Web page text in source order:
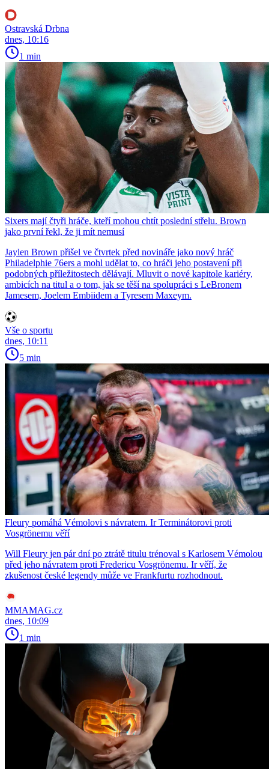
Ostravská Drbna
dnes, 10:16
1 min
Sixers mají čtyři hráče, kteří mohou chtít poslední střelu. Brown
jako první řekl, že ji mít nemusí
Jaylen Brown přišel ve čtvrtek před novináře jako nový hráč
Philadelphie 76ers a mohl udělat to, co hráči jeho postavení při
podobných příležitostech dělávají. Mluvit o nové kapitole kariéry,
ambicích na titul a o tom, jak se těší na spolupráci s LeBronem
Jamesem, Joelem Embiidem a Tyresem Maxeym.
Vše o sportu
dnes, 10:11
5 min
Fleury pomáhá Vémolovi s návratem. Ir Terminátorovi proti
Vosgrönemu věří
Will Fleury jen pár dní po ztrátě titulu trénoval s Karlosem Vémolou
před jeho návratem proti Fredericu Vosgrönemu. Ir věří, že
zkušenost české legendy může ve Frankfurtu rozhodnout.
MMAMAG.cz
dnes, 10:09
1 min